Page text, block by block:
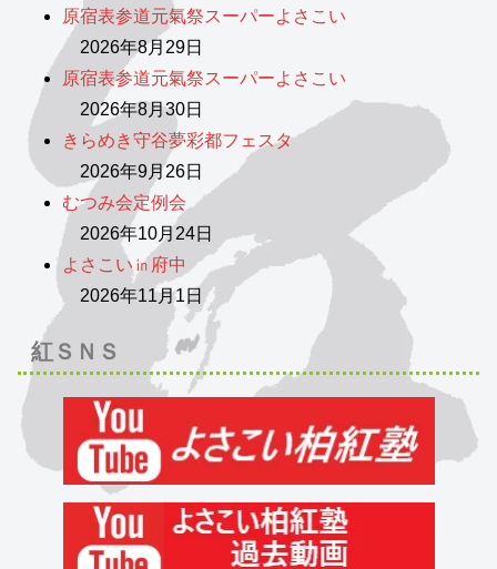
原宿表参道元氣祭スーパーよさこい
2026年8月29日
原宿表参道元氣祭スーパーよさこい
2026年8月30日
きらめき守谷夢彩都フェスタ
2026年9月26日
むつみ会定例会
2026年10月24日
よさこい㏌府中
2026年11月1日
紅ＳＮＳ